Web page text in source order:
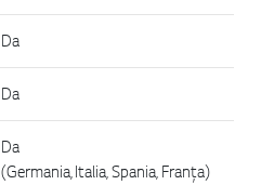
Da
Da
Da
(Germania, Italia, Spania, Franța)